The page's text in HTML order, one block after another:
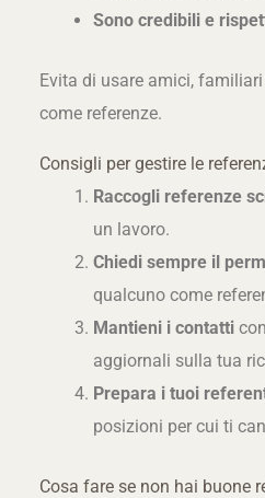
Sono credibili e
Evita di usare amici,
come referenze.
Consigli per gestire le
Raccogli referenze
un lavoro.
Chiedi sempre il
qualcuno come
Mantieni i contatti
aggiornali sulla tua
Prepara i tuoi
posizioni per cui ti
Cosa fare se non hai buone